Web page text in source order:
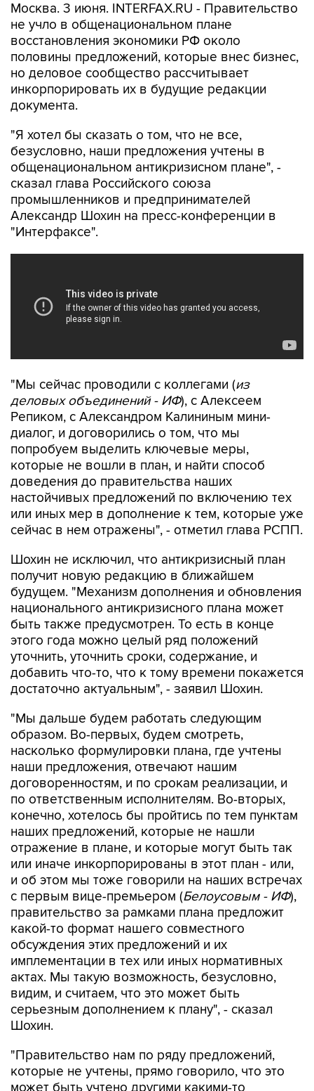
Москва. 3 июня. INTERFAX.RU - Правительство
не учло в общенациональном плане
восстановления экономики РФ около
половины предложений, которые внес бизнес,
но деловое сообщество рассчитывает
инкорпорировать их в будущие редакции
документа.
"Я хотел бы сказать о том, что не все,
безусловно, наши предложения учтены в
общенациональном антикризисном плане", -
сказал глава Российского союза
промышленников и предпринимателей
Александр Шохин на пресс-конференции в
"Интерфаксе".
"Мы сейчас проводили с коллегами (из
деловых объединений - ИФ), с Алексеем
Репиком, с Александром Калининым мини-
диалог, и договорились о том, что мы
попробуем выделить ключевые меры,
которые не вошли в план, и найти способ
доведения до правительства наших
настойчивых предложений по включению тех
или иных мер в дополнение к тем, которые уже
сейчас в нем отражены", - отметил глава РСПП.
Шохин не исключил, что антикризисный план
получит новую редакцию в ближайшем
будущем. "Механизм дополнения и обновления
национального антикризисного плана может
быть также предусмотрен. То есть в конце
этого года можно целый ряд положений
уточнить, уточнить сроки, содержание, и
добавить что-то, что к тому времени покажется
достаточно актуальным", - заявил Шохин.
"Мы дальше будем работать следующим
образом. Во-первых, будем смотреть,
насколько формулировки плана, где учтены
наши предложения, отвечают нашим
договоренностям, и по срокам реализации, и
по ответственным исполнителям. Во-вторых,
конечно, хотелось бы пройтись по тем пунктам
наших предложений, которые не нашли
отражение в плане, и которые могут быть так
или иначе инкорпорированы в этот план - или,
и об этом мы тоже говорили на наших встречах
с первым вице-премьером (Белоусовым - ИФ),
правительство за рамками плана предложит
какой-то формат нашего совместного
обсуждения этих предложений и их
имплементации в тех или иных нормативных
актах. Мы такую возможность, безусловно,
видим, и считаем, что это может быть
серьезным дополнением к плану", - сказал
Шохин.
"Правительство нам по ряду предложений,
которые не учтены, прямо говорило, что это